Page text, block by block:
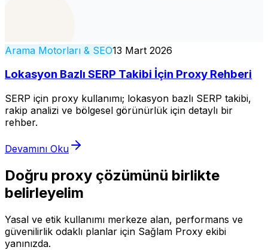
Arama Motorları & SEO13 Mart 2026
Lokasyon Bazlı SERP Takibi İçin Proxy Rehberi
SERP için proxy kullanımı; lokasyon bazlı SERP takibi,
rakip analizi ve bölgesel görünürlük için detaylı bir
rehber.
Devamını Oku
Doğru proxy çözümünü birlikte
belirleyelim
Yasal ve etik kullanımı merkeze alan, performans ve
güvenilirlik odaklı planlar için Sağlam Proxy ekibi
yanınızda.